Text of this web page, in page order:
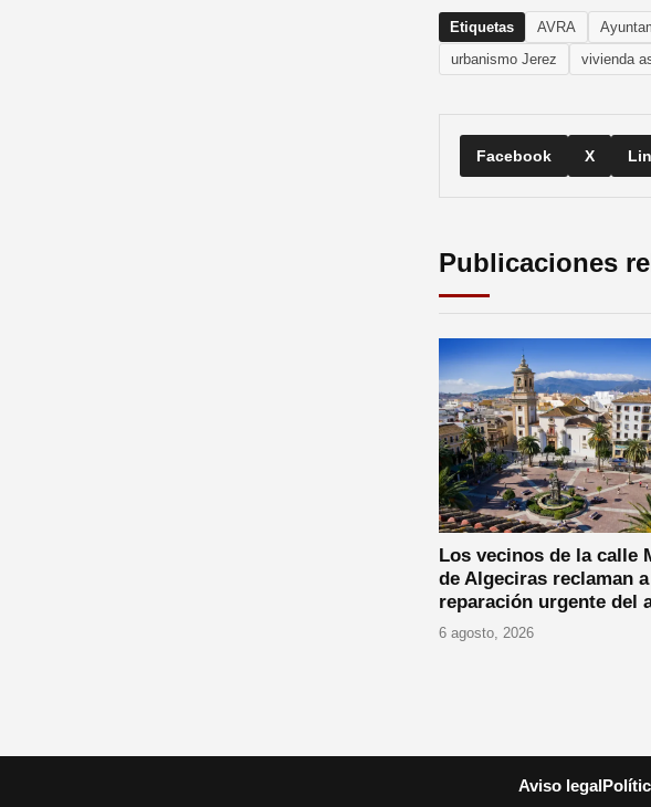
Etiquetas AVRA
urbanismo Jerez
vivienda
Facebook X
Publicaciones
Los vecinos de la calle
de Algeciras reclaman a
reparación urgente del
6 agosto, 2026
Aviso legal